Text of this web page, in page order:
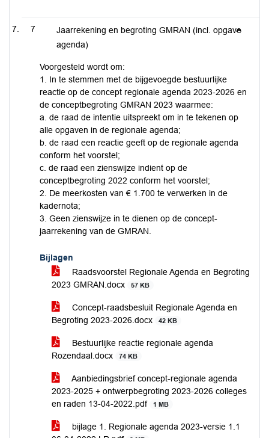
7
Jaarrekening en begroting GMRAN (incl. opgave
agenda)
Voorgesteld wordt om:
1. In te stemmen met de bijgevoegde bestuurlijke
reactie op de concept regionale agenda 2023-2026 en
de conceptbegroting GMRAN 2023 waarmee:
a. de raad de intentie uitspreekt om in te tekenen op
alle opgaven in de regionale agenda;
b. de raad een reactie geeft op de regionale agenda
conform het voorstel;
c. de raad een zienswijze indient op de
conceptbegroting 2022 conform het voorstel;
2. De meerkosten van € 1.700 te verwerken in de
kadernota;
3. Geen zienswijze in te dienen op de concept-
jaarrekening van de GMRAN.
Bijlagen
Raadsvoorstel Regionale Agenda en Begroting
2023 GMRAN.docx
57 KB
Concept-raadsbesluit Regionale Agenda en
Begroting 2023-2026.docx
42 KB
Bestuurlijke reactie regionale agenda
Rozendaal.docx
74 KB
Aanbiedingsbrief concept-regionale agenda
2023-2025 + ontwerpbegroting 2023-2026 colleges
en raden 13-04-2022.pdf
1 MB
bijlage 1. Regionale agenda 2023-versie 1.1